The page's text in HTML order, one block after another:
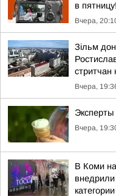
в пятницу!
Вчера,
Зільм
Вчера,
Вчера,
В Коми